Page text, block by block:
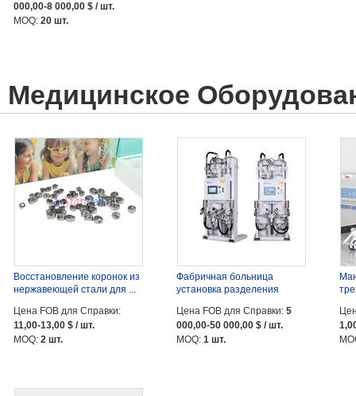
000,00-8 000,00 $ / шт.
MOQ: 20 шт.
Медицинское
Восстановление коронок из
нержавеющей стали для ...
Цена FOB для Справки:
11,00-13,00 $ / шт.
MOQ: 2 шт.
Фабричная больница
установка разделения
Цена FOB для Справки: 5
000,00-50 000,00 $ / шт.
MOQ: 1 шт.